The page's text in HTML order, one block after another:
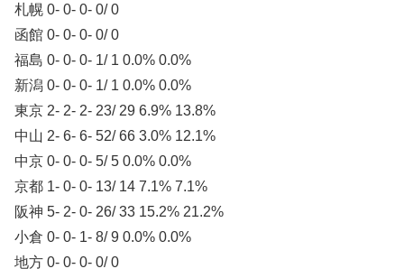
札幌 0- 0- 0- 0/ 0
函館 0- 0- 0- 0/ 0
福島 0- 0- 0- 1/ 1 0.0% 0.0%
新潟 0- 0- 0- 1/ 1 0.0% 0.0%
東京 2- 2- 2- 23/ 29 6.9% 13.8%
中山 2- 6- 6- 52/ 66 3.0% 12.1%
中京 0- 0- 0- 5/ 5 0.0% 0.0%
京都 1- 0- 0- 13/ 14 7.1% 7.1%
阪神 5- 2- 0- 26/ 33 15.2% 21.2%
小倉 0- 0- 1- 8/ 9 0.0% 0.0%
地方 0- 0- 0- 0/ 0